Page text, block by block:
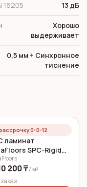
16205 13 дБ
Хорошо
выдерживает
0,5 мм + Cинхронное
тиснение
0-0-12
ламинат
SPC-Rigid
Осенний дуб
5 мм
200 ₸ / м²